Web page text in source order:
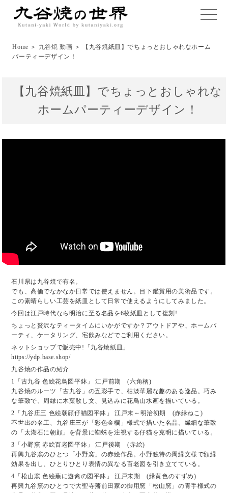
toggle
Home ＞ 九谷焼 動画 ＞ 【九谷焼紙皿】でちょっとおしゃれなホーム
パーティーデザイン！
【九谷焼紙皿】でちょっとおしゃれな
ホームパーティーデザイン！
石川県は九谷焼で有名。
でも、高価でなかなか日常では使えません。目下鑑賞用の美術品です。
この素晴らしい工芸を紙皿として日常で使えるようにしてみました。
今回は江戸時代なら明治に至る名品を6枚紙皿として復刻!
ちょっと贅沢なティータイムにいかがですか？アウトドアや、ホームパ
ーティ、ケータリング、宅飲みなどでご利用ください。
ネットショップで販売中!「九谷焼紙皿」
https://ydp.base.shop/
九谷焼の作品の紹介
1「古九谷 色絵花鳥図平鉢」 江戸前期 (六角柄)
九谷焼のルーツ「古九谷」の五彩手で、枯淡華麗な趣のある逸品。巧み
な筆致で、周縁に木葉散し文、見込みに花鳥山水画を描いている。
2「九谷庄三 色絵朝顔仔猫図平鉢」 江戸末～明治初期 (赤緑ねこ)
不世出の名工、九谷庄三が「彩色金欄」様式で描いた名品。繊細な筆致
の「太湖石に朝顔」を背景に蜘蛛を注視する仔猫を克明に描いている。
3「小野窯 赤絵百老図平鉢」 江戸後期 (赤絵)
再興九谷窯のひとつ「小野窯」の赤絵作品。小野独特の周縁文様で額縁
効果を出し、ひとりひとり表情の異なる百老図を引き立てている。
4「松山窯 色絵蕪に遊禽の図平鉢」 江戸末期 (緑黄色のすずめ)
再興九谷窯のひとつで大聖寺藩前田家の御用窯「松山窯」の青手様式の